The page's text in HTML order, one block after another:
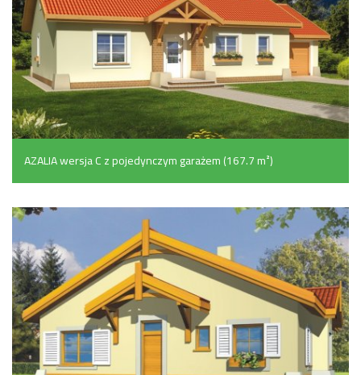
AZALIA wersja C z pojedynczym garażem (167.7 m²)